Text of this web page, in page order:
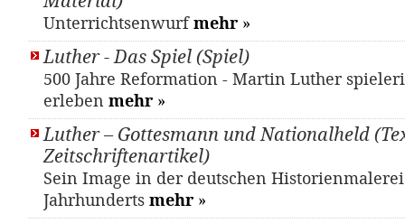
Unterrichtsenwurfmehr »
Luther - Das Spiel (Spiel)
500 Jahre Reformation - Martin Luther
erleben mehr »
Luther – Gottesmann und Nationalheld
Zeitschriftenartikel)
Sein Image in der deutschen Historienmalerei
Jahrhunderts mehr »